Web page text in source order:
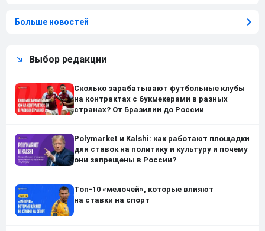
Больше новостей
Выбор редакции
Сколько зарабатывают футбольные клубы
на контрактах с букмекерами в разных
странах? От Бразилии до России
Polymarket и Kalshi: как работают площадки
для ставок на политику и культуру и почему
они запрещены в России?
Топ-10 «мелочей», которые влияют
на ставки на спорт